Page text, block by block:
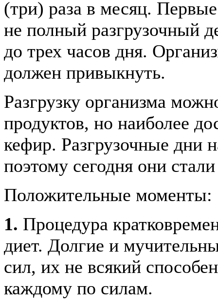
(три) раза в месяц.
не полный разгрузочный
до трех часов дня.
должен привыкнуть.
Разгрузку организма
продуктов, но наиболее
кефир. Разгрузочные дни
поэтому сегодня они
Положительные моменты:
1. Процедура
диет. Долгие и
сил, их не всякий
каждому по силам.